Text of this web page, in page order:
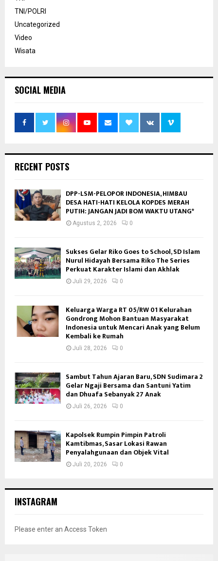
TNI/POLRI
Uncategorized
Video
Wisata
SOCIAL MEDIA
RECENT POSTS
DPP-LSM-PELOPOR INDONESIA, HIMBAU
DESA HATI-HATI KELOLA KOPDES MERAH
PUTIH: JANGAN JADI BOM WAKTU UTANG*
Agustus 2, 2026 0
Sukses Gelar Riko Goes to School, SD Islam
Nurul Hidayah Bersama Riko The Series
Perkuat Karakter Islami dan Akhlak
Juli 29, 2026 0
Keluarga Warga RT 05/RW 01 Kelurahan
Gondrong Mohon Bantuan Masyarakat
Indonesia untuk Mencari Anak yang Belum
Kembali ke Rumah
Juli 28, 2026 0
Sambut Tahun Ajaran Baru, SDN Sudimara 2
Gelar Ngaji Bersama dan Santuni Yatim
dan Dhuafa Sebanyak 27 Anak
Juli 26, 2026 0
Kapolsek Rumpin Pimpin Patroli
Kamtibmas, Sasar Lokasi Rawan
Penyalahgunaan dan Objek Vital
Juli 20, 2026 0
INSTAGRAM
Please enter an Access Token